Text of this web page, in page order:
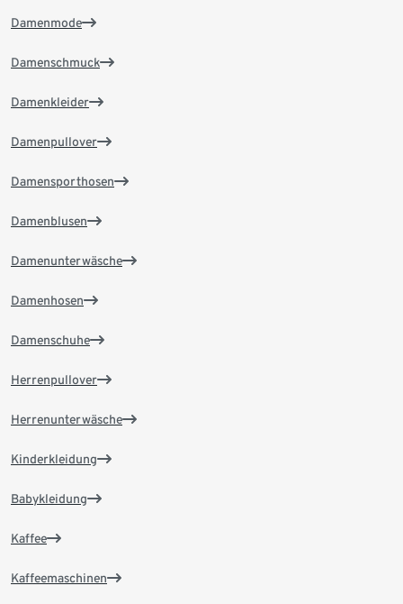
Damenmode
Damenschmuck
Damenkleider
Damenpullover
Damensporthosen
Damenblusen
Damenunterwäsche
Damenhosen
Damenschuhe
Herrenpullover
Herrenunterwäsche
Kinderkleidung
Babykleidung
Kaffee
Kaffeemaschinen